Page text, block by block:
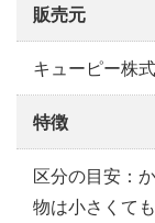
販売元
キューピー株
特徴
区分の目安：
物は小さくて